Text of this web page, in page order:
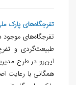
تفرجگاه‌های پارک
تفرجگاه‌های موجود
طبیعت‌گردی و
این‌رو در طرح
همگانی با رعایت